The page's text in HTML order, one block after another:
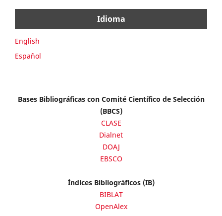
Idioma
English
Español
Bases Bibliográficas con Comité Científico de Selección
(BBCS)
CLASE
Dialnet
DOAJ
EBSCO
Índices Bibliográficos (IB)
BIBLAT
OpenAlex